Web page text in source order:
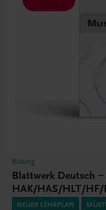
Bildung
Blattwerk Deutsch
HAK/HAS/HLT/HF/
NEUER LEHRPLAN